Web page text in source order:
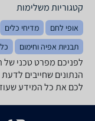
קטגוריות משלימות
אופי לחם מדיחי כלים
תבניות אפיה וחימום
הנתונים שחייבים
לכם את כל המידע